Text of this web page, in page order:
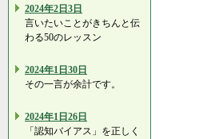
2024年2日3日
言いたいことがきちんと伝
わる50のレッスン
2024年1日30日
その一言が余計です。
2024年1日26日
「認知バイアス」を正しく